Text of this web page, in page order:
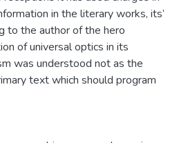
in the literary works, its’
to the author of the hero
of universal optics in its
was understood not as the
text which should program